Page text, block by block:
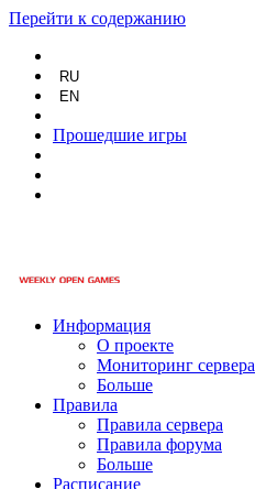
Перейти к содержанию
RU
EN
Прошедшие игры
Информация
О проекте
Мониторинг сервера
Больше
Правила
Правила сервера
Правила форума
Больше
Расписание